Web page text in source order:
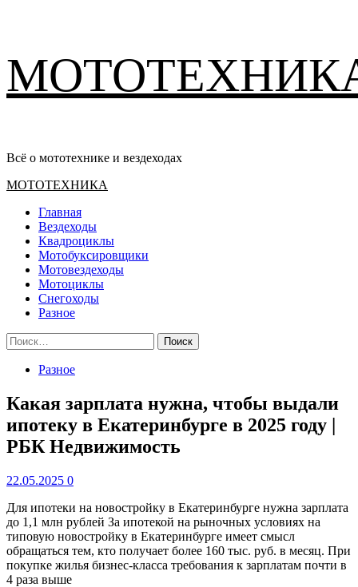
содержимому
Всё о мототехнике и вездеходах
Основное
МОТОТЕХНИКА
Главная
Вездеходы
Квадроциклы
Мотобуксировщики
Мотовездеходы
Мотоциклы
Снегоходы
Разное
Найти:
Разное
Какая зарплата нужна, чтобы выдали
ипотеку в Екатеринбурге в 2025 году |
РБК Недвижимость
22.05.2025 0
Для ипотеки на новостройку в Екатеринбурге нужна зарплата
до 1,1 млн рублей За ипотекой на рыночных условиях на
типовую новостройку в Екатеринбурге имеет смысл
обращаться тем, кто получает более 160 тыс. руб. в месяц. При
покупке жилья бизнес-класса требования к зарплатам почти в
4 раза выше